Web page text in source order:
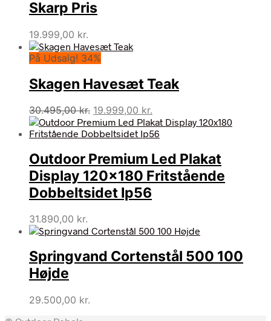
Skarp Pris
19.999,00 kr.
På Udsalg! 34%
Skagen Havesæt Teak
30.495,00kr. Den
oprindelige
pris
30.495,00 kr..
19.999,00 kr.
aktuelle
pris
19.999,00 kr..
Outdoor Premium Led Plakat
Display 120×180 Fritstående
Dobbeltsidet Ip56
31.890,00 kr.
Springvand Cortenstål 500 100
Højde
29.500,00 kr.